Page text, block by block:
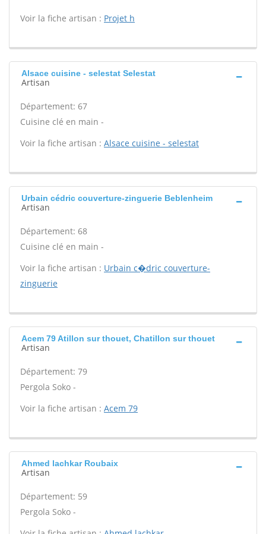
Voir la fiche artisan : Projet h
Alsace cuisine - selestat Selestat
Artisan
Département: 67
Cuisine clé en main -
Voir la fiche artisan : Alsace cuisine - selestat
Urbain cédric couverture-zinguerie Beblenheim
Artisan
Département: 68
Cuisine clé en main -
Voir la fiche artisan : Urbain c�dric couverture-
zinguerie
Acem 79 Atillon sur thouet, Chatillon sur thouet
Artisan
Département: 79
Pergola Soko -
Voir la fiche artisan : Acem 79
Ahmed lachkar Roubaix
Artisan
Département: 59
Pergola Soko -